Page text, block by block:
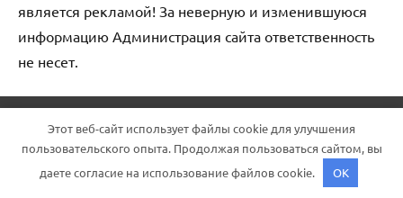
является рекламой! За неверную и изменившуюся
информацию Администрация сайта ответственность
не несет.
Этот веб-сайт использует файлы cookie для улучшения
пользовательского опыта. Продолжая пользоваться сайтом, вы
даете согласие на использование файлов cookie.
OK